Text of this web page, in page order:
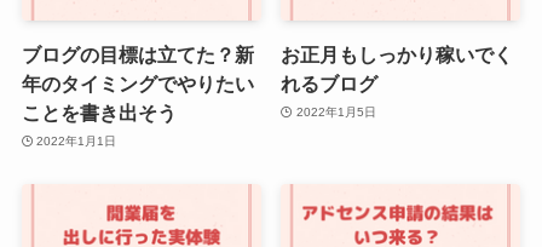
ブログの目標は立てた？新
年のタイミングでやりたい
ことを書き出そう
2022年1月1日
お正月もしっかり稼いでく
れるブログ
2022年1月5日